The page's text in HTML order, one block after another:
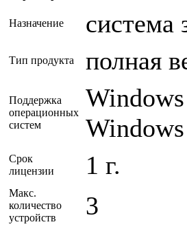
Назначение система
Тип продукта полная
Поддержка
операционных
систем
Срок
лицензии
1 г.
Макс.
количество
устройств
3